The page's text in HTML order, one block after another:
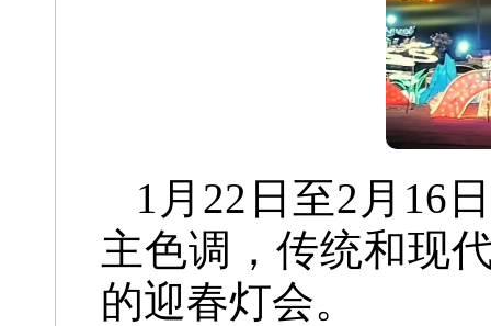
1月22日至2月16
主色调，传统和现
的迎春灯会。